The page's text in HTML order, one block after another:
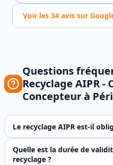
Voir les 34 avis sur
Questions
Recyclage AIPR
Concepteurà
Le recyclage AIPR est-il
L'AIPR est valable 5 ans à
Quelle est la durée de
recyclage ?